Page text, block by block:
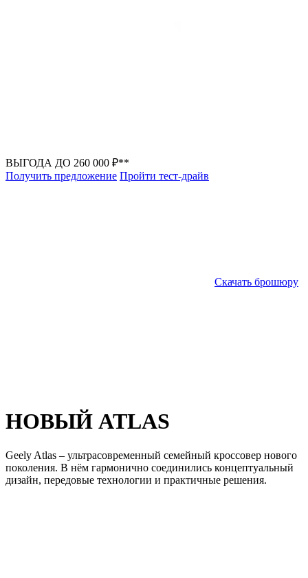
ВЫГОДА ДО 260 000 ₽**
Получить предложение Пройти тест-драйв
Скачать брошюру
НОВЫЙ ATLAS
Geely Atlas – ультрасовременный семейный кроссовер нового
поколения. В нём гармонично соединились концептуальный
дизайн, передовые технологии и практичные решения.